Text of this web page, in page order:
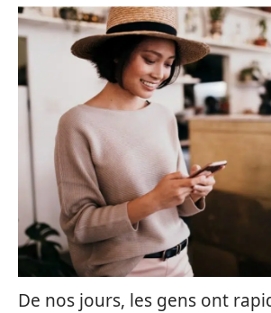
De nos jours, les gens ont